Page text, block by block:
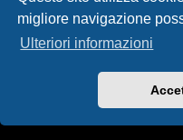
migliore navigazione
Ulteriori informazioni
p
o
t